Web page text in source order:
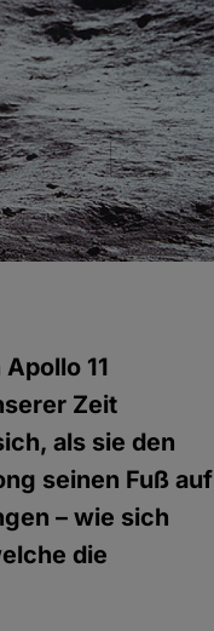
11
Zeit
als sie den
seinen Fuß auf
– wie sich
die